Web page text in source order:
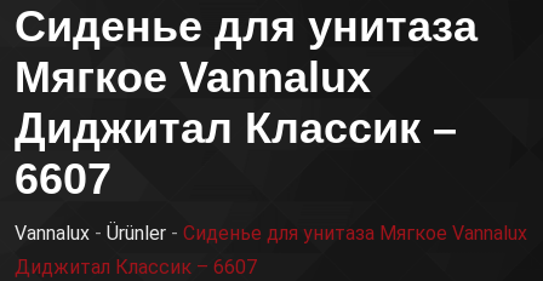
Сиденье для унитаза
Мягкое Vannalux
Диджитал Классик –
6607
Vannalux - Ürünler - Сиденье для унитаза Мягкое Vannalux
Диджитал Классик – 6607